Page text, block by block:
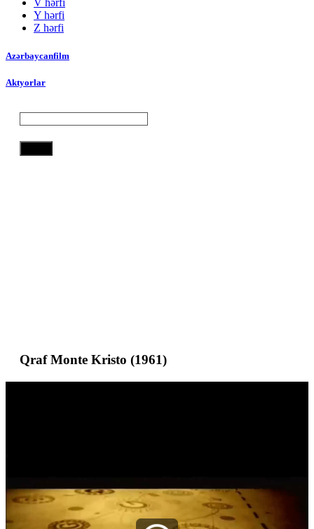
V hərfi
Y hərfi
Z hərfi
Azərbaycanfilm
Aktyorlar
Qraf Monte Kristo (1961)